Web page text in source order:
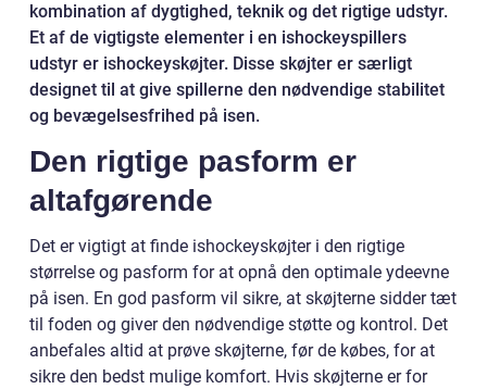
kombination af dygtighed, teknik og det rigtige udstyr.
Et af de vigtigste elementer i en ishockeyspillers
udstyr er ishockeyskøjter. Disse skøjter er særligt
designet til at give spillerne den nødvendige stabilitet
og bevægelsesfrihed på isen.
Den rigtige pasform er
altafgørende
Det er vigtigt at finde ishockeyskøjter i den rigtige
størrelse og pasform for at opnå den optimale ydeevne
på isen. En god pasform vil sikre, at skøjterne sidder tæt
til foden og giver den nødvendige støtte og kontrol. Det
anbefales altid at prøve skøjterne, før de købes, for at
sikre den bedst mulige komfort. Hvis skøjterne er for